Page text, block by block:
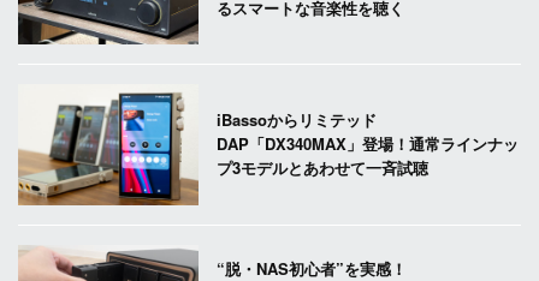
るスマートな音楽性を聴く
iBassoからリミテッド
DAP「DX340MAX」登場！通常ラインナッ
プ3モデルとあわせて一斉試聴
“脱・NAS初心者”を実感！